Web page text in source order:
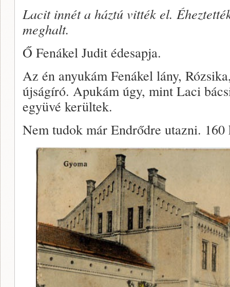
Lacit innét a háztú vitték el.
meghalt.
Ő Fenákel Judit édesapja.
Az én anyukám Fenákel lány,
újságíró. Apukám úgy, mint Laci
együvé kerültek.
Nem tudok már Endrődre utazni.